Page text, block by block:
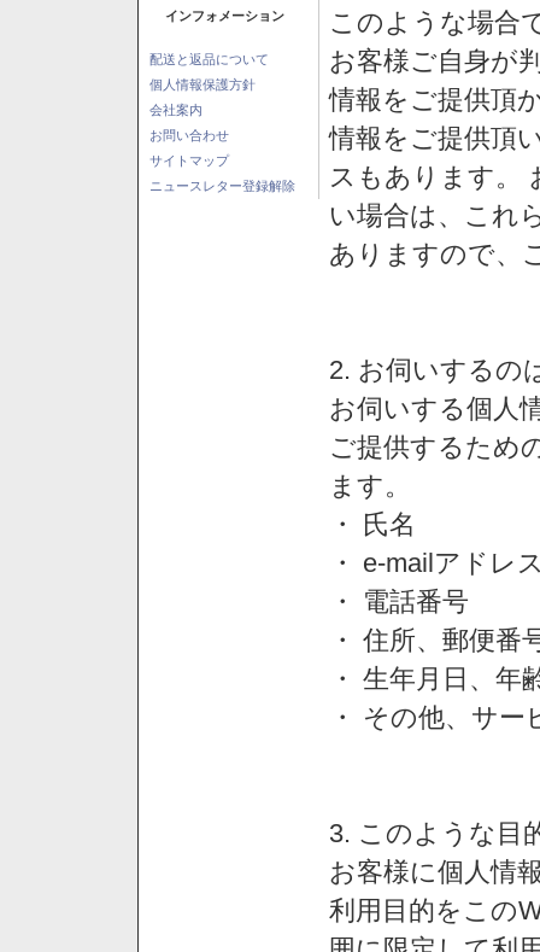
インフォメーション
配送と返品について
個人情報保護方針
会社案内
お問い合わせ
サイトマップ
ニュースレター登録解除
このような場合
お客様ご自身が
情報をご提供頂
情報をご提供頂
スもあります。
い場合は、これ
ありますので、
2. お伺いするの
お伺いする個人
ご提供するため
ます。
・ 氏名
・ e-mailアドレ
・ 電話番号
・ 住所、郵便番
・ 生年月日、年
・ その他、サ
3. このような目
お客様に個人情
利用目的をこの